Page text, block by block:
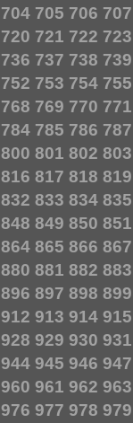
704 705 706 707
720 721 722 723
736 737 738 739
752 753 754 755
768 769 770 771
784 785 786 787
800 801 802 803
816 817 818 819
832 833 834 835
848 849 850 851
864 865 866 867
880 881 882 883
896 897 898 899
912 913 914 915
928 929 930 931
944 945 946 947
960 961 962 963
976 977 978 979